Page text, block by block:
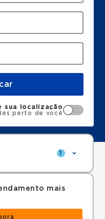
sua localização
perto de você
1
mais